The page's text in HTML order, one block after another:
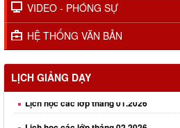
VIDEO - PHÓNG SỰ
HỆ THỐNG VĂN BẢN
LỊCH GIẢNG DẠY
Lịch học các lớp tháng 01.2026
Lịch học các lớp tháng 03.2026